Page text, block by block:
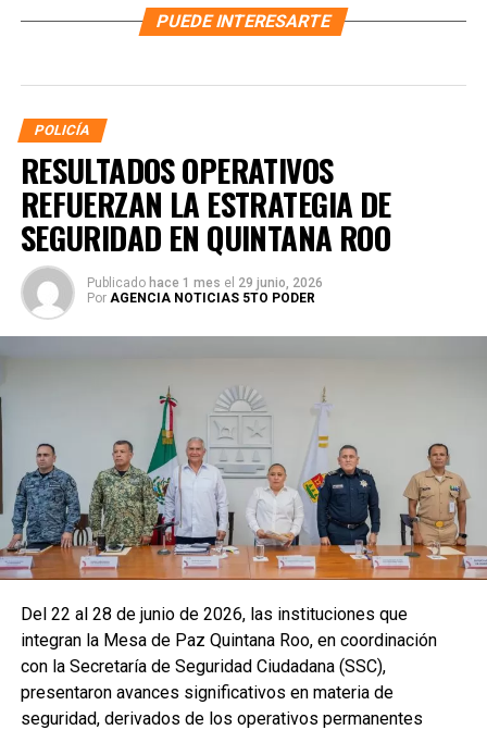
PUEDE INTERESARTE
POLICÍA
RESULTADOS OPERATIVOS
REFUERZAN LA ESTRATEGIA DE
SEGURIDAD EN QUINTANA ROO
Publicado hace 1 mes el 29 junio, 2026
Por AGENCIA NOTICIAS 5TO PODER
Del 22 al 28 de junio de 2026, las instituciones que
integran la Mesa de Paz Quintana Roo, en coordinación
con la Secretaría de Seguridad Ciudadana (SSC),
presentaron avances significativos en materia de
seguridad, derivados de los operativos permanentes